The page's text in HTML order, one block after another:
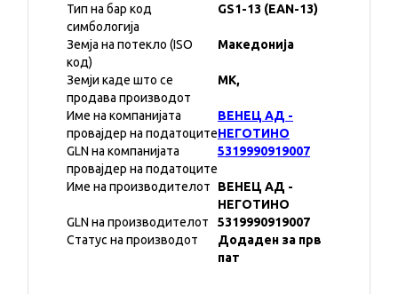
Тип на бар код
симбологија
GS1-13 (EAN-13)
Земја на потекло (ISO
код)
Македонија
Земји каде што се
продава производот
MK,
Име на компанијата
провајдер на податоците
ВЕНЕЦ АД -
НЕГОТИНО
GLN на компанијата
провајдер на податоците
5319990919007
Име на производителот
ВЕНЕЦ АД -
НЕГОТИНО
GLN на производителот
5319990919007
Статус на производот
Додаден за прв
пат